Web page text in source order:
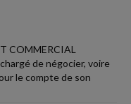
COMMERCIAL
de négocier, voire
le compte de son